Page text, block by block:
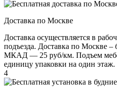
Доставка по Москве
Доставка осуществляется в
подъезда. Доставка по Москве –
МКАД — 25 руб/км. Подъем
единицу упаковки на один этаж.
4